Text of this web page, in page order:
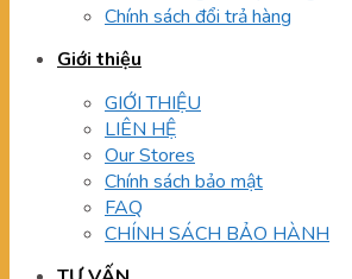
Chính sách đổi trả hàng
Giới thiệu
GIỚI THIỆU
LIÊN HỆ
Our Stores
Chính sách bảo mật
FAQ
CHÍNH SÁCH BẢO HÀNH